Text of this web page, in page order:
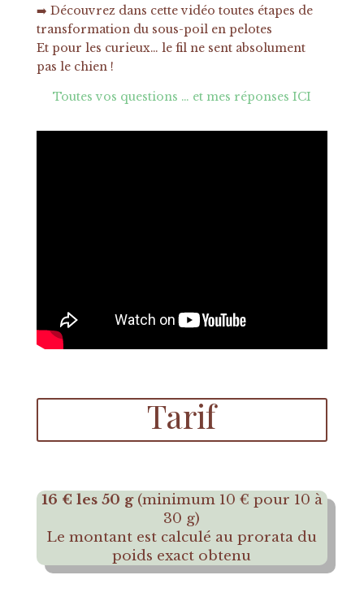
➡️ Découvrez dans cette vidéo toutes étapes de
transformation du sous-poil en pelotes
Et pour les curieux… le fil ne sent absolument
pas le chien !
Toutes vos questions … et mes réponses ICI
Tarif
16 € les 50 g (minimum 10 € pour 10 à
30 g)
Le montant est calculé au prorata du
poids exact obtenu